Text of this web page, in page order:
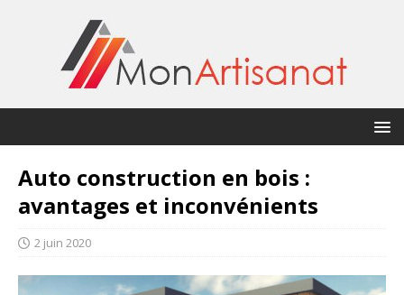
Auto construction en bois :
avantages et inconvénients
2 juin 2020